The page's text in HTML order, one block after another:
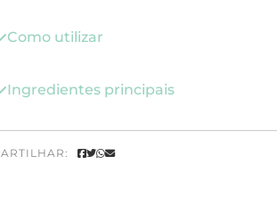
Como utilizar
Ingredientes principais